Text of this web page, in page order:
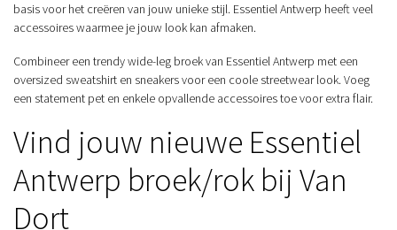
basis voor het creëren van jouw unieke stijl. Essentiel Antwerp heeft veel
accessoires waarmee je jouw look kan afmaken.
Combineer een trendy wide-leg broek van Essentiel Antwerp met een
oversized sweatshirt en sneakers voor een coole streetwear look. Voeg
een statement pet en enkele opvallende accessoires toe voor extra flair.
Vind jouw nieuwe Essentiel
Antwerp broek/rok bij Van
Dort